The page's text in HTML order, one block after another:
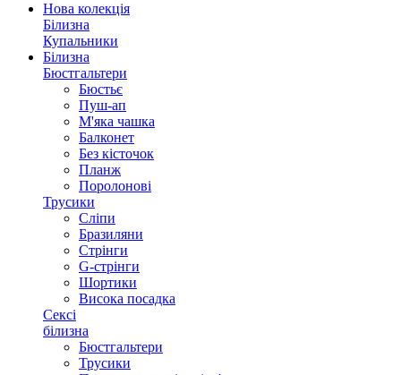
Нова колекція
Білизна
Купальники
Білизна
Бюстгальтери
Бюстьє
Пуш-ап
М'яка чашка
Балконет
Без кісточок
Планж
Поролонові
Трусики
Сліпи
Бразиляни
Стрінги
G-стрінги
Шортики
Висока посадка
Сексі
білизна
Бюстгальтери
Трусики